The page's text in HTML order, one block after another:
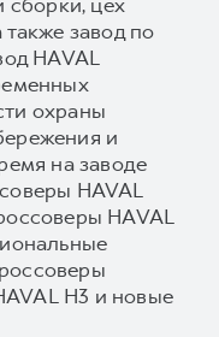
завод по
HAVAL
охраны
и
на заводе
HAVAL
HAVAL
H3 и новые